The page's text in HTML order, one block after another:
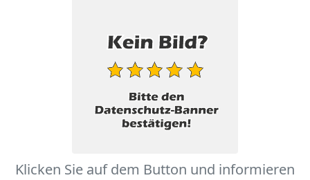
Klicken Sie auf dem Button und informieren